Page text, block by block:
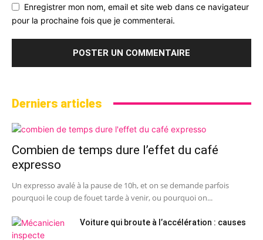
Enregistrer mon nom, email et site web dans ce navigateur
pour la prochaine fois que je commenterai.
Derniers articles
Combien de temps dure l’effet du café
expresso
Un expresso avalé à la pause de 10h, et on se demande parfois
pourquoi le coup de fouet tarde à venir, ou pourquoi on...
Voiture qui broute à l’accélération : causes